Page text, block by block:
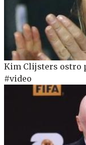
Kim Clijsters ostro
#video